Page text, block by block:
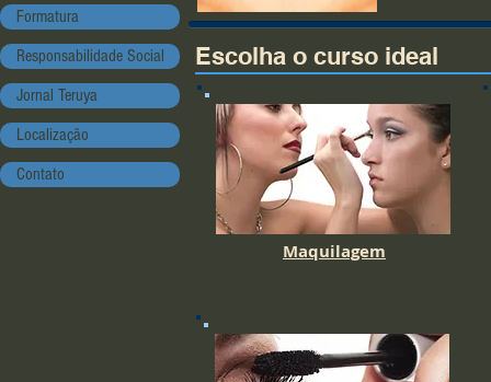
Escolha o curso ideal
Maquilagem
Formatura
Responsabilidade Social
Jornal Teruya
Localização
Contato